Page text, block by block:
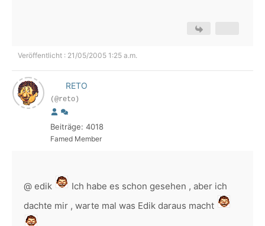
Veröffentlicht : 21/05/2005 1:25 a.m.
RETO
(@reto)
Beiträge: 4018
Famed Member
@ edik
Ich habe es schon gesehen , aber ich
dachte mir , warte mal was Edik daraus macht